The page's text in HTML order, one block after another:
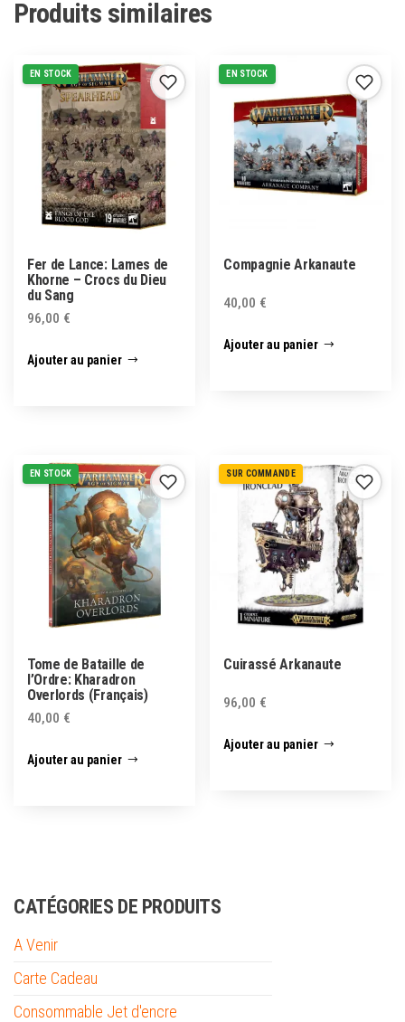
Produits similaires
EN STOCK
Fer de Lance: Lames de
Khorne – Crocs du Dieu
du Sang
96,00 €
Ajouter au panier
EN STOCK
Compagnie Arkanaute
40,00 €
Ajouter au panier
EN STOCK
Tome de Bataille de
l’Ordre: Kharadron
Overlords (Français)
40,00 €
Ajouter au panier
SUR COMMANDE
Cuirassé Arkanaute
96,00 €
Ajouter au panier
CATÉGORIES DE PRODUITS
A Venir
Carte Cadeau
Consommable Jet d'encre